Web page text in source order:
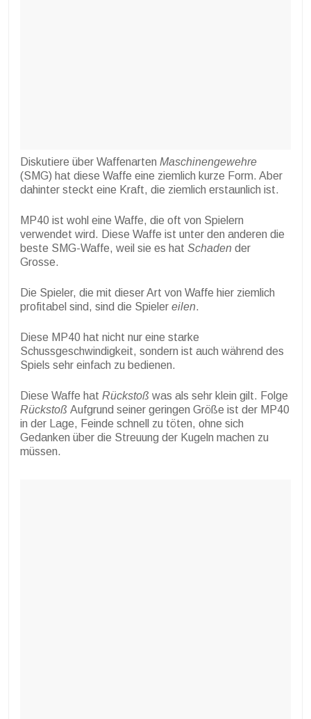
Diskutiere über Waffenarten Maschinengewehre
(SMG) hat diese Waffe eine ziemlich kurze Form. Aber
dahinter steckt eine Kraft, die ziemlich erstaunlich ist.
MP40 ist wohl eine Waffe, die oft von Spielern
verwendet wird. Diese Waffe ist unter den anderen die
beste SMG-Waffe, weil sie es hat Schaden der
Grosse.
Die Spieler, die mit dieser Art von Waffe hier ziemlich
profitabel sind, sind die Spieler eilen.
Diese MP40 hat nicht nur eine starke
Schussgeschwindigkeit, sondern ist auch während des
Spiels sehr einfach zu bedienen.
Diese Waffe hat Rückstoß was als sehr klein gilt. Folge
Rückstoß Aufgrund seiner geringen Größe ist der MP40
in der Lage, Feinde schnell zu töten, ohne sich
Gedanken über die Streuung der Kugeln machen zu
müssen.